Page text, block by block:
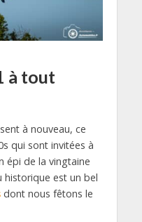
à tout
à nouveau, ce
qui sont invitées à
épi de la vingtaine
historique est un bel
dont nous fêtons le